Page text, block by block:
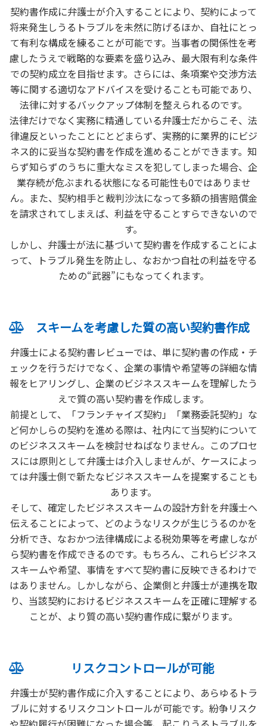
契約書作成に弁護士が介入することにより、契約によって
将来発生しうるトラブルを未然に防げるほか、自社にとっ
て有利な構成を練ることが可能です。当事者の関係性を考
慮したうえで戦略的な要素を盛り込み、最大限有利な条件
での契約成立を目指せます。さらには、条項案や交渉方法
等に関する適切なアドバイスを受けることも可能であり、
法律に対するバックアップ体制を整えられるのです。
法律だけでなく実務に精通している弁護士だからこそ、法
律違反といったことにとどまらず、実務的に業界的にビジ
ネス的に妥当な契約書を作成を進めることができます。知
らず知らずのうちに重大なミスを犯してしまった場合、企
業存続が危ぶまれる状態になる可能性も0ではありませ
ん。また、契約相手と裁判沙汰になって多額の損害賠償金
を請求されてしまえば、利益を守ることすらできないので
す。
しかし、弁護士が法に基づいて契約書を作成することによ
って、トラブル発生を防止し、なおかつ自社の利益を守る
ための“武器”にもなってくれます。
スキームを考慮した質の高い契約書作成
弁護士による契約書レビューでは、単に契約書の作成・チ
ェックを行うだけでなく、企業の事情や希望等の詳細な情
報をヒアリングし、企業のビジネススキームを理解したう
えで質の高い契約書を作成します。
前提として、「フランチャイズ契約」「業務委託契約」な
ど何かしらの契約を進める際は、社内にて当契約について
のビジネススキームを検討せねばなりません。このプロセ
スには原則として弁護士は介入しませんが、ケースによっ
ては弁護士側で新たなビジネススキームを提案することも
あります。
そして、確定したビジネススキームの設計方針を弁護士へ
伝えることによって、どのようなリスクが生じうるのかを
分析でき、なおかつ法律構成による税効果等を考慮しなが
ら契約書を作成できるのです。もちろん、これらビジネス
スキームや希望、事情をすべて契約書に反映できるわけで
はありません。しかしながら、企業側と弁護士が連携を取
り、当該契約におけるビジネススキームを正確に理解する
ことが、より質の高い契約書作成に繋がります。
リスクコントロールが可能
弁護士が契約書作成に介入することにより、あらゆるトラ
ブルに対するリスクコントロールが可能です。紛争リスク